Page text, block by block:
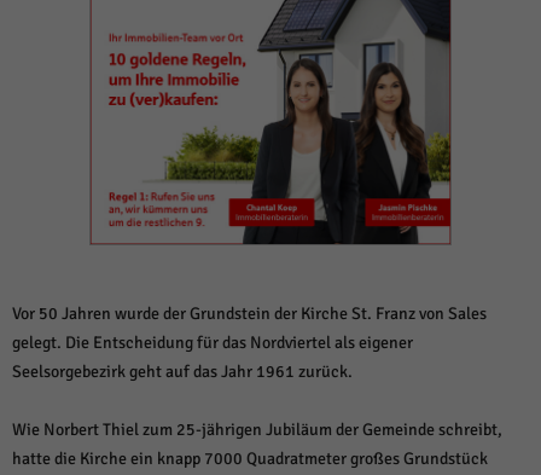
Vor 50 Jahren wurde der Grundstein der Kirche St. Franz von Sales
gelegt. Die Entscheidung für das Nordviertel als eigener
Seelsorgebezirk geht auf das Jahr 1961 zurück.
Wie Norbert Thiel zum 25-jährigen Jubiläum der Gemeinde schreibt,
hatte die Kirche ein knapp 7000 Quadratmeter großes Grundstück
Alle akzeptieren Speichern und weiter
Zurück
Datenschutzeinstellungen
Essenzielle Cookies ermöglichen grundlegende Funktionen und sind für die
einwandfreie Funktion der Website erforderlich.
Statistiken (1)
Statistik Cookies erfassen Informationen anonym. Diese Informationen helfen
uns zu verstehen, wie unsere Besucher unsere Website nutzen.
Marketing (1)